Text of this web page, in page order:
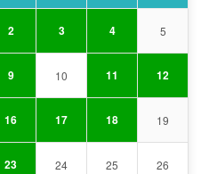
2 3 4 5
9 10 11 12
16 17 18 19
23 24 25 26